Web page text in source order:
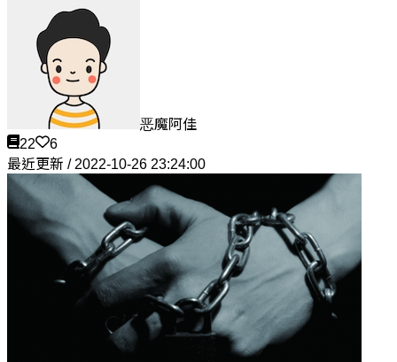
恶魔阿佳
22
6
最近更新 / 2022-10-26 23:24:00